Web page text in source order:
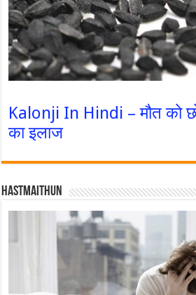
Kalonji In Hindi – मौत को
का इलाज
Hastmaithun